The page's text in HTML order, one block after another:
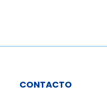
CONTACTO